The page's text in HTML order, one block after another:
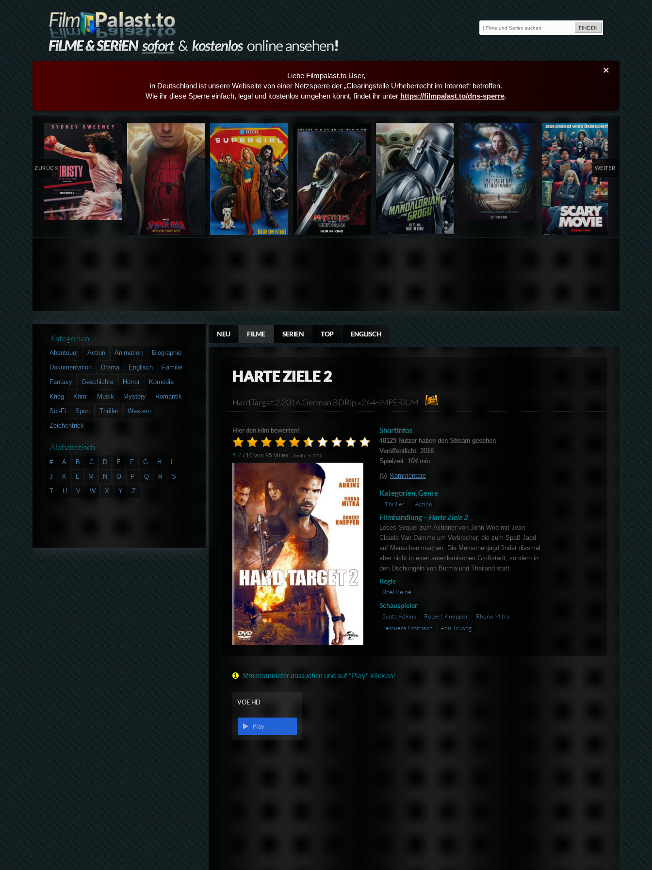
×
Liebe Filmpalast.to User,
in Deutschland ist unsere Webseite von einer Netzsperre der „Clearingstelle Urheberrecht im Internet“ betroffen.
Wie ihr diese Sperre einfach, legal und kostenlos umgehen könnt, findet ihr unter https://filmpalast.to/dns-sperre.
Details,Play Details,Play Details,Play Details,Play Details,Play Details,Play Details,Play
ZURÜCK WEITER
NEU FILME SERIEN TOP ENGLISCH
HARTE ZIELE 2
Hard.Target.2.2016.German.BDRip.x264-iMPERiUM
Hier den Film bewerten!
5.7 / 10 von95 Votes – Imdb: 5.2/10
Shortinfos
48125Nutzer haben den Stream gesehen
Veröffentlicht: 2016
Spielzeit: 104 min
(5) Kommentare
Kategorien, Genre
Thriller Action
Filmhandlung – Harte Ziele 2
Loses Sequel zum Actioner von John Woo mit Jean-
Claude Van Damme um Verbrecher, die zum Spaß Jagd
auf Menschen machen. Die Menschenjagd findet diesmal
aber nicht in einer amerikanischen Großstadt, sondern in
den Dschungeln von Burma und Thailand statt.
Regie
Roel Reiné
Schauspieler
Scott Adkins Robert Knepper
Rhona Mitra
Temuera Morrison
Ann Truong
Streamanbieter aussuchen und auf "Play" klicken!
VOE HD
Play
Kategorien
Abenteuer Action Animation
Biographie
Dokumentation
Drama Englisch
Familie
Fantasy
Geschichte Horror
Komödie
Krieg
Krimi Musik Mystery
Romantik
Sci-Fi
Sport Thriller
Western
Zeichentrick
Alphabetisch
# A B C D E F G H
J
K L M N O P Q R
S
T
U V W X Y Z